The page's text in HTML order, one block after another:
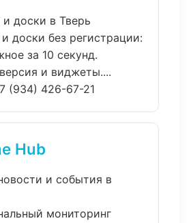
доски в Тверь
доски без регистрации:
за 10 секунд.
и виджеты....
(934) 426-67-21
Hub
и события в
мониторинг